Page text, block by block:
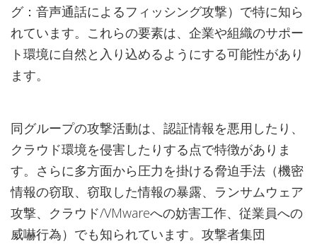
グ：音声通話によるフィッシング攻撃）で特に知ら
れています。これらの要素は、企業や組織のサポー
ト環境に自然と入り込めるようにする可能性があり
ます。
同グループの攻撃活動は、認証情報を悪用したり、
クラウド環境を侵害したりする点で特徴がありま
す。さらに多方面から圧力を掛ける脅迫手法（機密
情報の窃取、窃取した情報の暴露、ランサムウェア
攻撃、クラウド/VMwareへの妨害工作、従業員への
威嚇行為）でも知られています。攻撃者集団